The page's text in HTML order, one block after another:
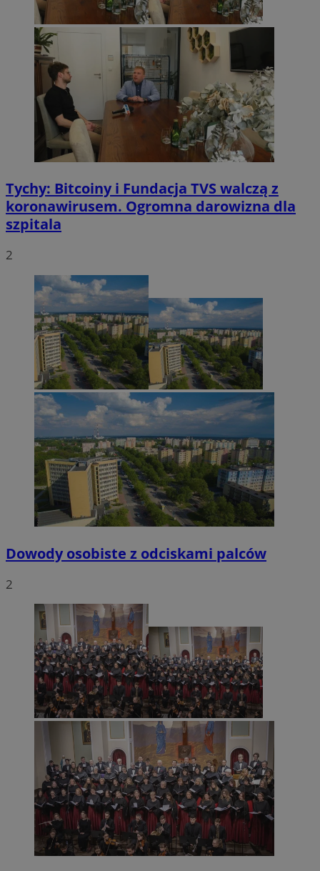
Tychy: Bitcoiny i Fundacja TVS walczą z
koronawirusem. Ogromna darowizna dla
szpitala
2
Dowody osobiste z odciskami palców
2